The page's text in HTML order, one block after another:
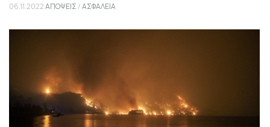
06.11.2022ΑΠΟΨΕΙΣ /ΑΣΦΑΛΕΙΑ